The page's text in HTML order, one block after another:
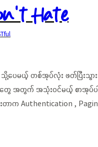
Hate
ေမယ့် တစ်အုပ်လုံး ဖတ်ပြီးသွာ
းဝင်မယ့် စာအုပ်ပါ။
ာက Authentication ,